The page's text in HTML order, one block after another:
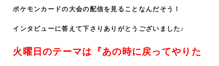
ポケモンカードの大会の配信を見ることなんだそう！
インタビューに答えて下さりありがとうございました♪
火曜日のテーマは『あの時に戻ってやりた